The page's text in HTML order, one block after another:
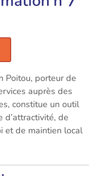
Poitou, porteur de
auprès des
constitue un outil
d’attractivité, de
et de maintien local